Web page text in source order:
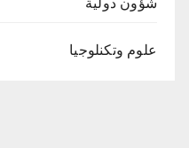
شؤون دولية
علوم وتكنلوجيا